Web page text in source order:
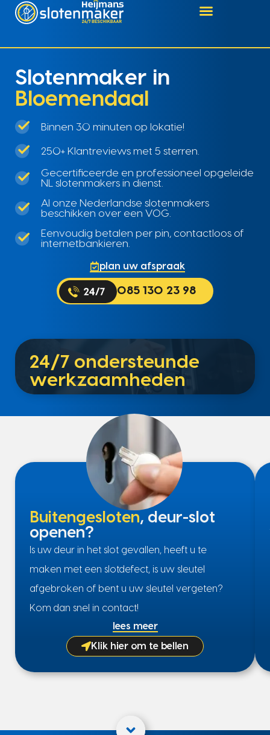
Slotenmaker in
Bloemendaal
Binnen 30 minuten op lokatie!
250+ Klantreviews met 5 sterren.
Gecertificeerde en professioneel opgeleide
NL slotenmakers in dienst.
Al onze Nederlandse slotenmakers
beschikken over een VOG.
Eenvoudig betalen per pin, contactloos of
internetbankieren.
plan uw afspraak
085 130 23 98
24/7 ondersteunde
werkzaamheden
Buitengesloten, deur-slot
openen?
Is uw deur in het slot gevallen, heeft u te
maken met een slotdefect, is uw sleutel
afgebroken of bent u uw sleutel vergeten?
Kom dan snel in contact!
lees meer
Klik hier om te bellen